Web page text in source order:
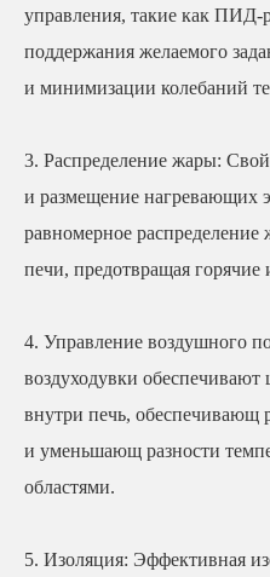
управления, такие как ПИД-
поддержания желаемого
и минимизации колебаний
3. Распределение жары:
и размещение нагревающих
равномерное
печи, предотвращая горячие
4. Управление воздушного
воздуходувки
внутри печь, обеспечивающ
и уменьшающ разности
областями.
5. Изоляция: Эффективная